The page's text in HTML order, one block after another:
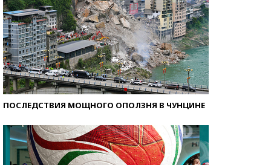
ПОСЛЕДСТВИЯ МОЩНОГО ОПОЛЗНЯ В ЧУНЦИНЕ